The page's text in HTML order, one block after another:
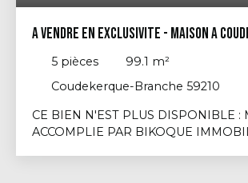
A VENDRE EN EXCLUSIVITE - MAISON A
BRANCHE (59210) :
5 pièces 99.1 m²
Coudekerque-Branche 59210
CE BIEN N'EST PLUS DISPONIBLE :
ACCOMPLIE PAR BIKOQUE